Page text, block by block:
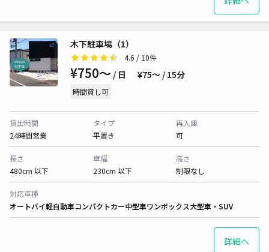
木下駐車場（1）
4.6 / 10件
¥750〜 / 日 ¥75〜 / 15分
時間貸し可
貸出時間
24時間営業
タイプ
平置き
再入庫
可
長さ
480cm 以下
車幅
230cm 以下
高さ
制限なし
対応車種
オートバイ軽自動車コンパクトカー中型車ワンボックス大型車・SUV
詳細へ